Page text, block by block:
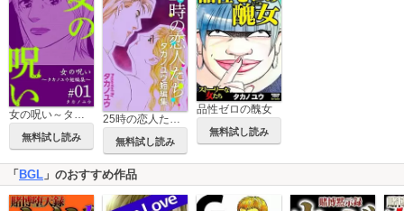
女の呪い～タカノユウ 短編集～
無料試し読み 無料試し読み
品性ゼロの醜女
無料試し読み
「BGL 」のおすすめ作品